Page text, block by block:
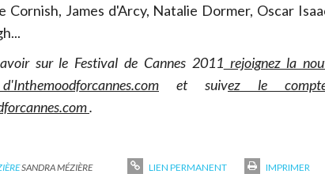
Cornish, James d'Arcy, Natalie Dormer, Oscar
sur le Festival de Cannes 2011 rejoignez la
et suivez le
.
SANDRA MÉZIÈRE LIEN PERMANENT IMPRIMER